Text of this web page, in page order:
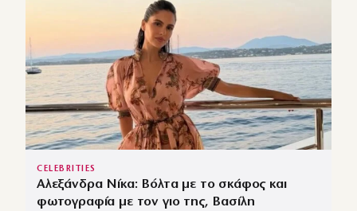
CELEBRITIES
Αλεξάνδρα Νίκα: Βόλτα με το σκάφος και
φωτογραφία με τον γιο της, Βασίλη